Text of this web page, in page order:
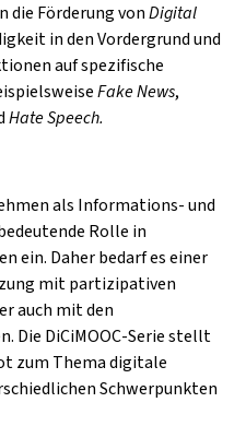
die Förderung vonDigital
in den Vordergrund und
auf spezifische
Fake News,
Hate Speech.
als Informations- und
Rolle in
ein. Daher bedarf es einer
mit partizipativen
auch mit den
Die DiCiMOOC-Serie stellt
zum Thema digitale
Schwerpunkten